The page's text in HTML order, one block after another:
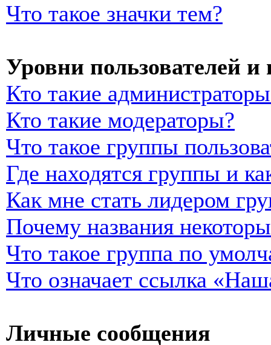
Что такое значки тем?
Уровни пользователей
Кто такие
Кто такие модераторы?
Что такое группы
Где находятся группы и
Как мне стать лидером
Почему названия
Что такое группа по
Что означает ссылка
Личные сообщения